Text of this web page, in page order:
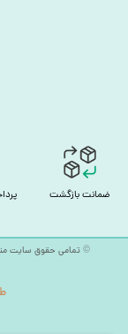
ضمانت بازگشت
© تمامی حقوق سایت